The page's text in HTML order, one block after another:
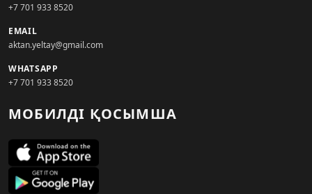
+7 701 933 8520
EMAIL
aktan.yeltay@gmail.com
WHATSAPP
+7 701 933 8520
МОБИЛДІ ҚОСЫМША